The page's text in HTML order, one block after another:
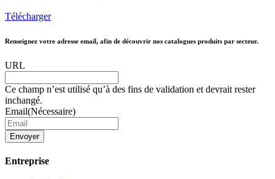
Télécharger
Renseignez votre adresse email, afin de découvrir nos catalogues produits par secteur.
URL
Ce champ n’est utilisé qu’à des fins de validation et devrait rester
inchangé.
Email(Nécessaire)
Envoyer
Entreprise